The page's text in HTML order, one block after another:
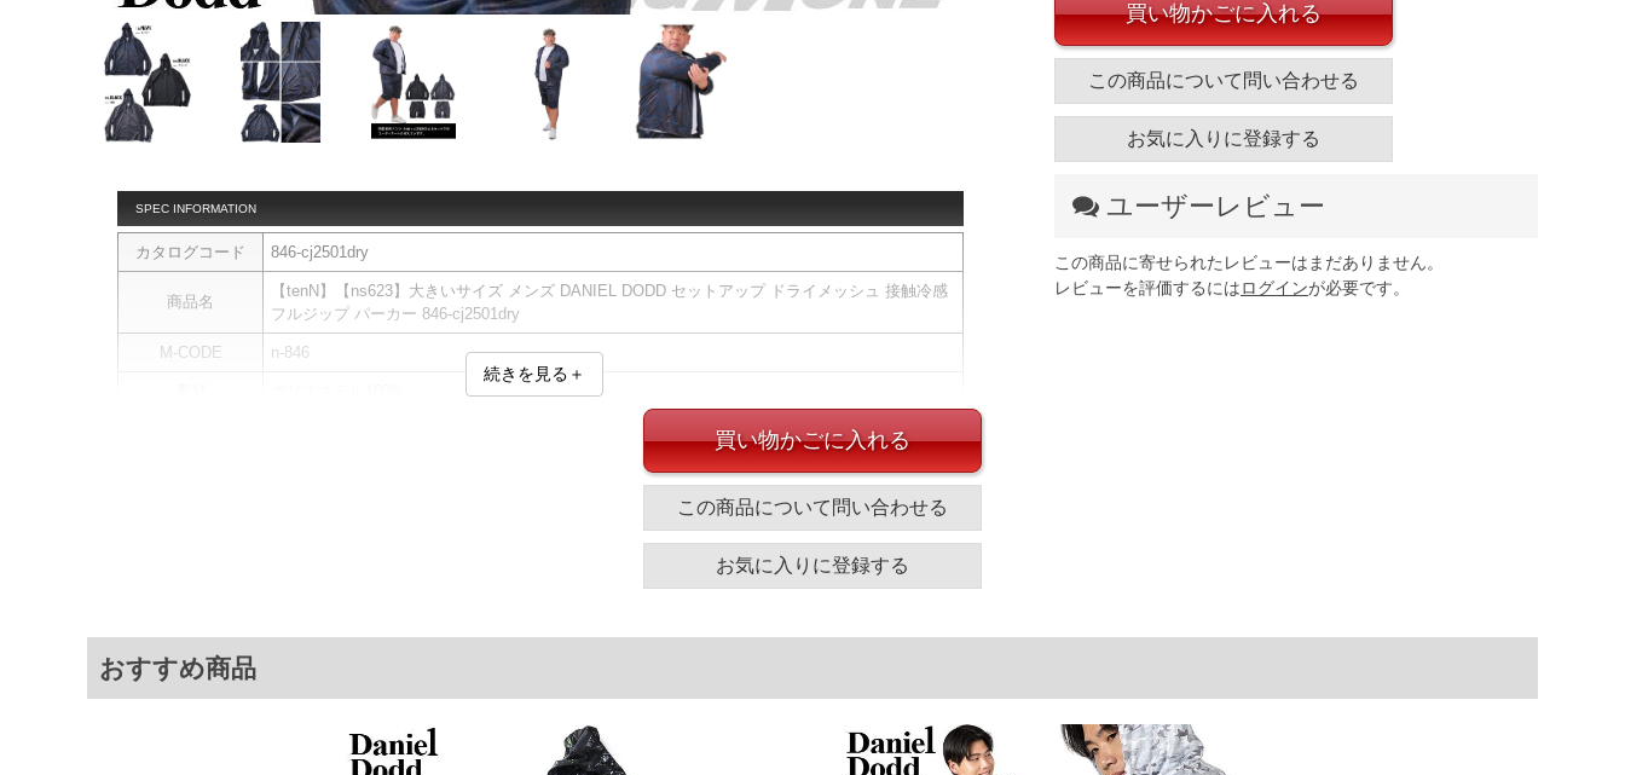
SPEC INFORMATION
カタログコード 846-cj2501dry
商品名
【tenN】【ns623】大きいサイズ メンズ DANIEL DODD セットアップ ドライメッシュ 接触冷感
フルジップ パーカー 846-cj2501dry
M-CODE n-846
同素材のパンツ(846-sp250202s)とセットでのコーディネートがオススメです。
3L 52 63 126 70
4L
58 66
76
続きを見る＋
買い物かごに入れる
この商品について問い合わせる
お気に入りに登録する
ユーザーレビュー
この商品に寄せられたレビューはまだありません。
レビューを評価するにはログインが必要です。
買い物かごに入れる
この商品について問い合わせる
お気に入りに登録する
おすすめ商品